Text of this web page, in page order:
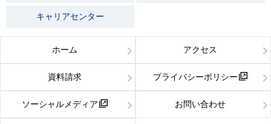
キャリアセンター
ホーム アクセス
資料請求 プライバシーポリシー
ソーシャルメディア お問い合わせ